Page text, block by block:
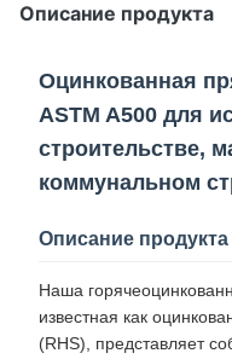
Описание продукта
Оцинкованная
ASTM A500 для
строительстве,
коммунальном
Описание продукта
Наша
известная как
(RHS), представляет